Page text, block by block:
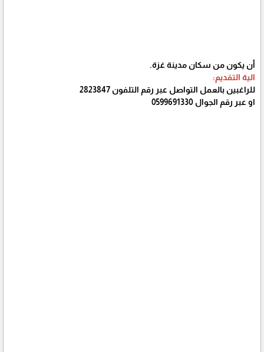
أن يكون من سكان مدينة غزة.
الية التقديم:
للراغبين بالعمل التواصل عبر رقم التلفون 2823847
او عبر رقم الجوال 0599691330